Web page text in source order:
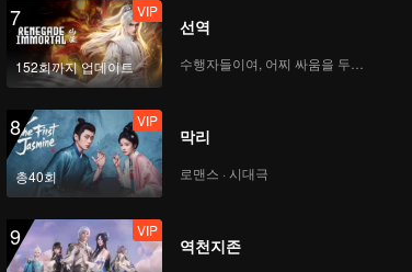
7
152회까지 업데이트
VIP
선역
8
총40회
VIP
막리
로맨스 · 시대극
9 VIP
역천지존